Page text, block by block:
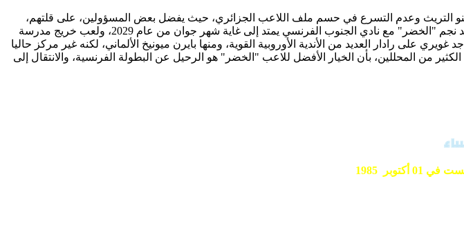
التريث وعدم التسرع في حسم ملف اللاعب الجزائري، حيث يفضل بعض المسؤولين، على قلتهم،
استمرار أمين غويري مع الفريق، خاصة في ظل الرحيل المرتقب للإنجليزي مايسون غرينوود، علما أن عقد نجم "الخضر" مع نادي الجنوب الفرنسي يمتد إلى غاية شهر جوان من عام 2029، ولعب خريج مدرسة
مع مرسيليا، سجل خلالها 11 هدفاً وقدم 5 تمريرات حاسمة، ويتواجد غويري على رادار العديد من الأندية الأوروبية القوية، ومنها بايرن ميونيخ الألماني، لكنه غير مركز حاليا
المحللين، بأن الخيار الأفضل للاعب "الخضر" هو الرحيل عن البطولة الفرنسية، والانتقال إلى
01 أكتوبر 1985